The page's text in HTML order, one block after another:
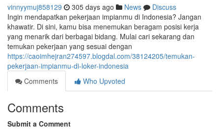
vinnyymuj858129 305 days ago News
Discuss
Ingin mendapatkan pekerjaan impianmu di Indonesia? Jangan
khawatir. Di sini, kamu bisa menemukan beragam posisi kerja
yang menarik dari berbagai bidang. Mulai cari sekarang dan
temukan pekerjaan yang sesuai dengan
https://caoimhejran274597.blogdal.com/38124205/temukan-
pekerjaan-impianmu-di-loker-indonesia
Comments
Who Upvoted
Comments
Submit a Comment